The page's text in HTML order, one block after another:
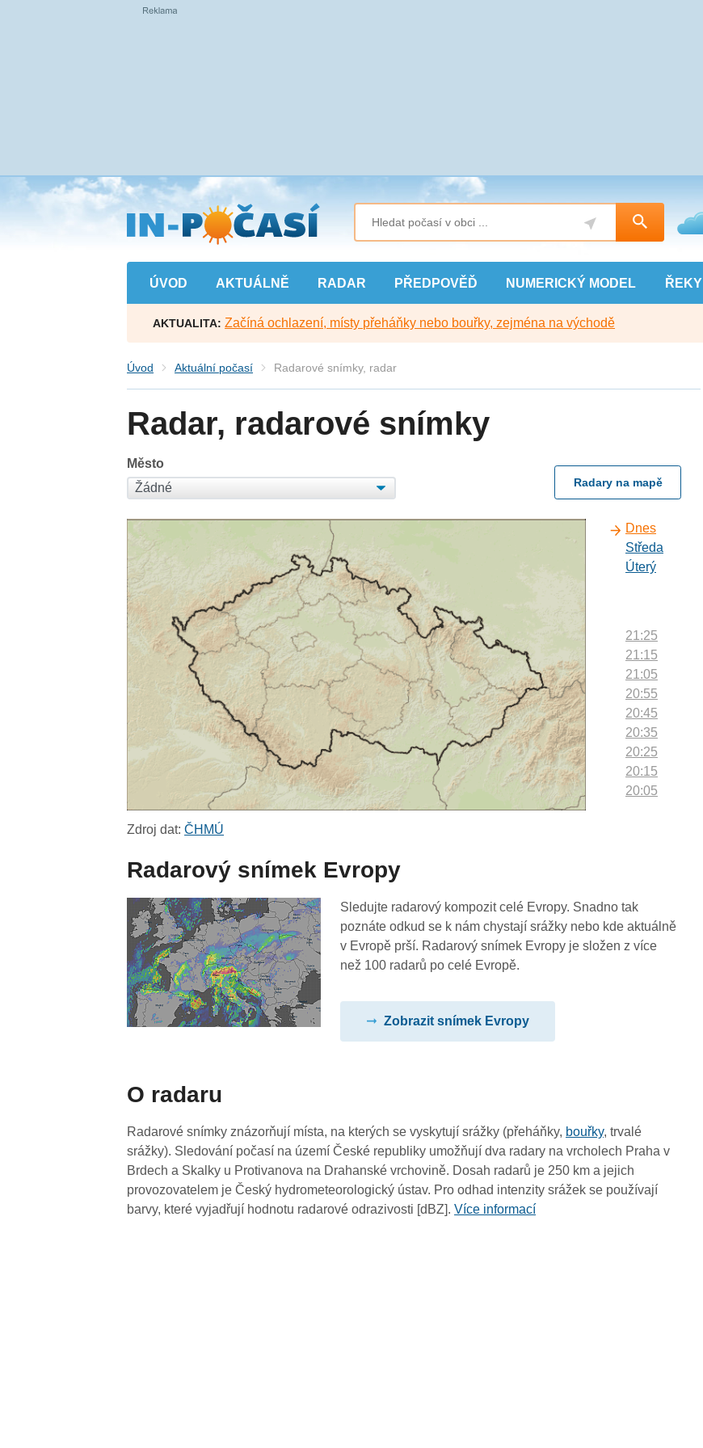
Přejít
na
hlavní
obsah
ÚVOD AKTUÁLNĚ RADAR PŘEDPOVĚĎ NUMERICKÝ MODEL ŘEKY
AKTUALITA: Začíná ochlazení, místy přeháňky nebo bouřky, zejména na východě
Úvod Aktuální počasí Radarové snímky, radar
Radar, radarové snímky
Město
Radary na mapě
Dnes
Středa
Úterý
21:25
21:15
21:05
20:55
20:45
20:35
20:25
20:15
20:05
19:05
18:55
18:45
17:05
16:55
16:45
16:35
Zdroj dat:ČHMÚ
Radarový snímek Evropy
Sledujte radarový kompozit celé Evropy. Snadno tak
poznáte odkud se k nám chystají srážky nebo kde aktuálně
v Evropě prší. Radarový snímek Evropy je složen z více
než 100 radarů po celé Evropě.
Zobrazit snímek Evropy
O radaru
Radarové snímky znázorňují místa, na kterých se vyskytují srážky (přeháňky, bouřky, trvalé
srážky). Sledování počasí na území České republiky umožňují dva radary na vrcholech Praha v
Brdech a Skalky u Protivanova na Drahanské vrchovině. Dosah radarů je 250 km a jejich
provozovatelem je Český hydrometeorologický ústav. Pro odhad intenzity srážek se používají
barvy, které vyjadřují hodnotu radarové odrazivosti [dBZ].Více informací